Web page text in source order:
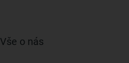
Vše o nás